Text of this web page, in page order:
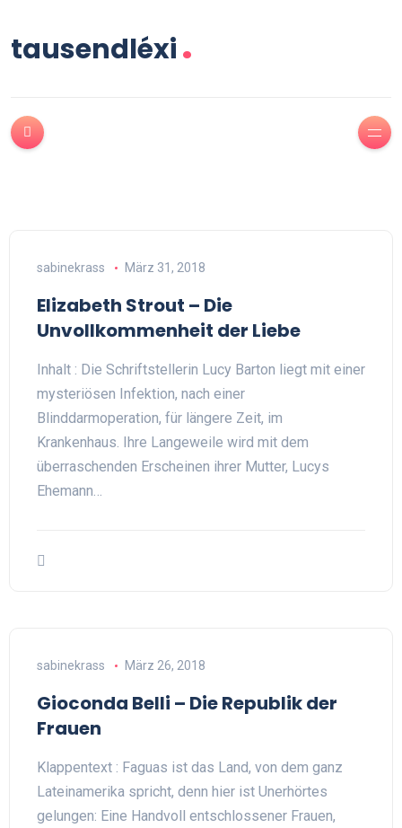
tausendléxi.
sabinekrass März 31, 2018
Elizabeth Strout – Die
Unvollkommenheit der Liebe
Inhalt : Die Schriftstellerin Lucy Barton liegt mit einer
mysteriösen Infektion, nach einer
Blinddarmoperation, für längere Zeit, im
Krankenhaus. Ihre Langeweile wird mit dem
überraschenden Erscheinen ihrer Mutter, Lucys
Ehemann…
sabinekrass März 26, 2018
Gioconda Belli – Die Republik der
Frauen
Klappentext : Faguas ist das Land, von dem ganz
Lateinamerika spricht, denn hier ist Unerhörtes
gelungen: Eine Handvoll entschlossener Frauen,